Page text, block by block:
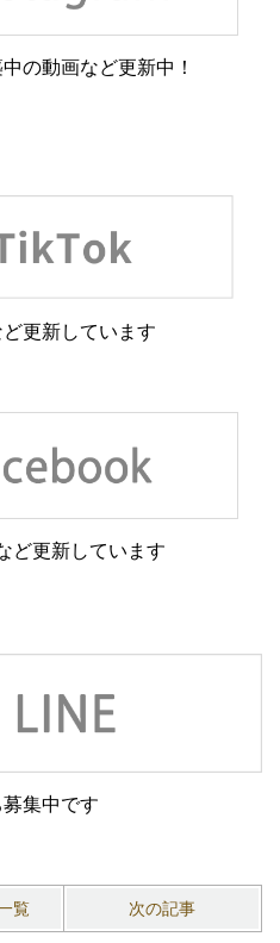
の動画など更新中！
更新しています
ど更新しています
集中です
覧 次の記事